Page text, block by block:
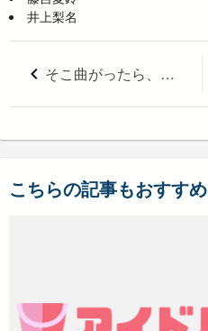
井上梨名
そこ曲がったら、櫻坂？ #53 2021/10/24 【まだまだあった！私のちょっとヤバい一面！後半】そこさく
こちらの記事もおすすめ